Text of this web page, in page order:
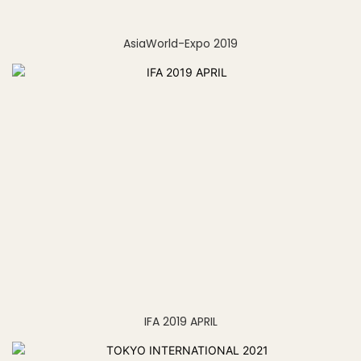
AsiaWorld-Expo 2019
IFA 2019 APRIL